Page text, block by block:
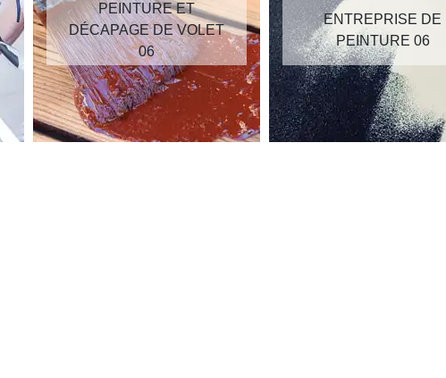
PEINTURE ET
DÉCAPAGE DE VOLET
06
ENTREPRISE DE
PEINTURE 06